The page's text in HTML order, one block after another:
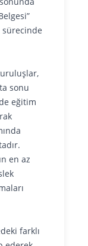
sonu
eğitim
en az
farklı